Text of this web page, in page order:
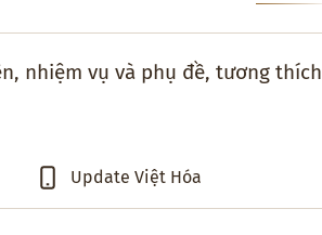
nhiệm vụ và phụ đề, tương thích
Update Việt Hóa